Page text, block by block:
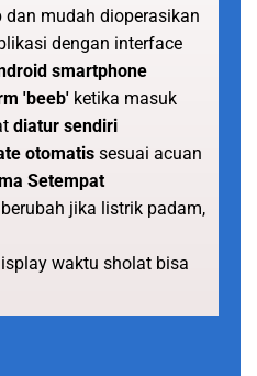
dan mudah dioperasikan
dengan interface
smartphone
'beeb' ketika masuk
diatur sendiri
otomatis sesuai acuan
Setempat
jika listrik padam,
waktu sholat bisa